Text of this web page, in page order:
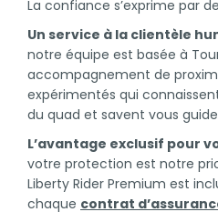
La confiance s’exprime par
Un service à la clientèle
notre équipe est basée à
accompagnement de
expérimentés qui
du quad et savent vous
L’avantage exclusif pour
votre protection est notre
Liberty Rider Premium est
chaque contrat